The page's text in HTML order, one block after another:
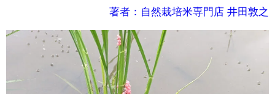
著者：自然栽培米専門店 井田敦之